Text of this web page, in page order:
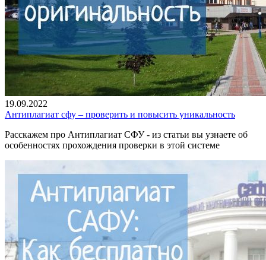
19.09.2022
Антиплагиат сфу – проверить и повысить уникальность
Расскажем про Антиплагиат СФУ - из статьи вы узнаете об
особенностях прохождения проверки в этой системе